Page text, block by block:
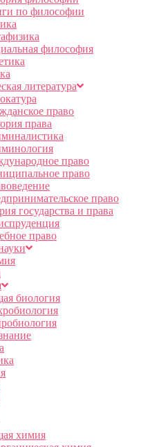
по философии
философия
литература
право
права
право
право
право
государства и права
право
биология
химия